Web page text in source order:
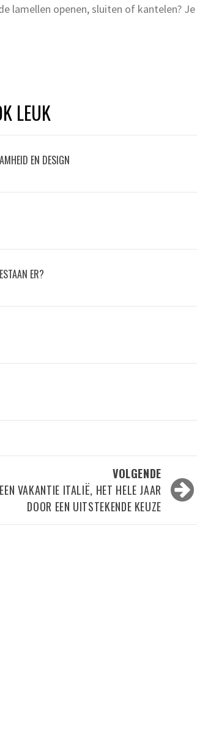
lamellen openen, sluiten of kantelen? Je
LEUK
EN DESIGN
ER?
VOLGENDE
EEN VAKANTIE ITALIË, HET HELE JAAR
DOOR EEN UITSTEKENDE KEUZE